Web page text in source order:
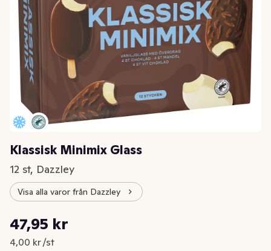
Klassisk Minimix Glass
12 st, Dazzley
Visa alla varor från Dazzley
Nuvarande pris är: 47,95 kr
47,95 kr
4,00 kr /st
Styckpris: 4,00 kr /st